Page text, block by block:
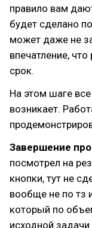
правило вам
будет сделано
может даже не
впечатление,
срок.
На этом шаге
возникает.
Завершение
посмотрел на
кнопки, тут не
вообще не по тз
который по
исходной